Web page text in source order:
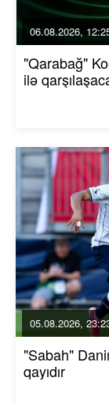
06.08.2026,
"Qarabağ"
ilə
05.08.2026,
"Sabah"
qayıdır